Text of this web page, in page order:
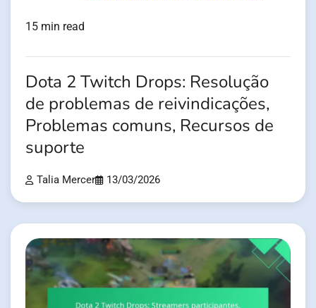
15 min read
Dota 2 Twitch Drops: Resolução
de problemas de reivindicações,
Problemas comuns, Recursos de
suporte
Talia Mercer 13/03/2026